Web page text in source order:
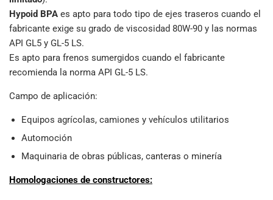
Hypoid BPA es apto para todo tipo de ejes traseros cuando el
fabricante exige su grado de viscosidad 80W-90 y las normas
API GL5 y GL-5 LS.
Es apto para frenos sumergidos cuando el fabricante
recomienda la norma API GL-5 LS.
Campo de aplicación:
Equipos agrícolas, camiones y vehículos utilitarios
Automoción
Maquinaria de obras públicas, canteras o minería
Homologaciones de constructores: